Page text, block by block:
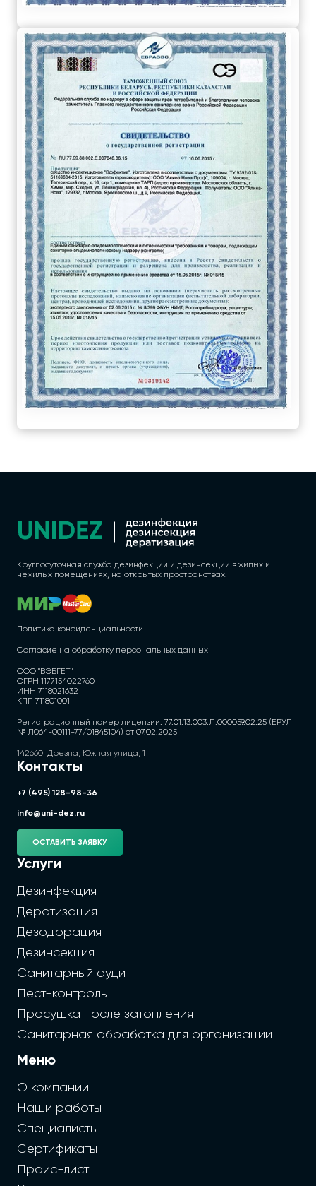
Круглосуточная служба дезинфекции и дезинсекции в жилых и
нежилых помещениях, на открытых пространствах.
Политика конфиденциальности
Согласие на обработку персональных данных
ООО "ВЭБГЕТ"
ОГРН 1177154022760
ИНН 7118021632
КПП 711801001
Регистрационный номер лицензии: 77.01.13.003.Л.000059.02.25 (ЕРУЛ
№ Л064-00111-77/01845104) от 07.02.2025
142660, Дрезна, Южная улица, 1
Контакты
+7 (495) 128-98-36
info@uni-dez.ru
ОСТАВИТЬ ЗАЯВКУ
Услуги
Дезинфекция
Дератизация
Дезодорация
Дезинсекция
Санитарный аудит
Пест-контроль
Просушка после затопления
Санитарная обработка для организаций
Меню
О компании
Наши работы
Специалисты
Сертификаты
Прайс-лист